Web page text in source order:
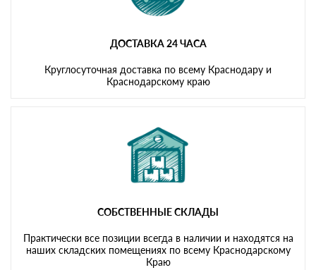
ДОСТАВКА 24 ЧАСА
Круглосуточная доставка по всему Краснодару и
Краснодарскому краю
СОБСТВЕННЫЕ СКЛАДЫ
Практически все позиции всегда в наличии и находятся на
наших складских помещениях по всему Краснодарскому
Краю